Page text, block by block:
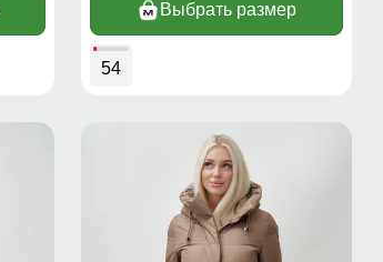
Выбрать размер
54